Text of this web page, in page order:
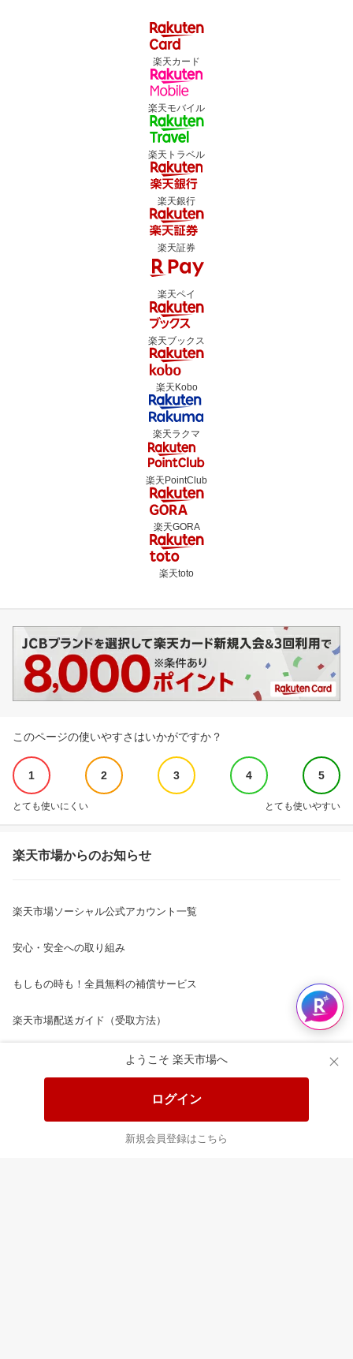
ようこそ 楽天市場へ
ログイン
新規会員登録はこちら
楽天カード
楽天モバイル
楽天トラベル
楽天銀行
楽天証券
楽天ペイ
楽天ブックス
楽天Kobo
楽天ラクマ
楽天PointClub
楽天GORA
楽天toto
このページの使いやすさはいかがですか？
1 2 3 4 5
とても使いにくい とても使いやすい
楽天市場からのお知らせ
楽天市場ソーシャル公式アカウント一覧
安心・安全への取り組み
もしもの時も！全員無料の補償サービス
楽天市場配送ガイド（受取方法）
楽天にお店を開きませんか？
楽天ショッピングサービスご利用規約